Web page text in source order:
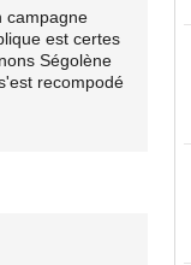
campagne
est certes
Ségolène
recompodé